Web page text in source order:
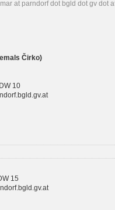
at parndorf dot bgld dot gv dot
Čirko)
10
15